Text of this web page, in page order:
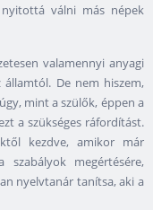
válni más népek
valamennyi anyagi
De nem hiszem,
mint a szülők, éppen a
a szükséges ráfordítást.
kezdve, amikor már
megértésére,
nyelvtanár tanítsa, aki a